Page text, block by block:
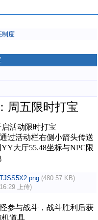
制度
周五限时打宝
启活动限时打宝
过活动栏右侧小箭头传送
大厅55.48坐标与NPC限
(480.57 KB)
上传)
参与战斗，战斗胜利后获
道具